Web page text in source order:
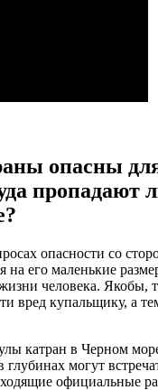
опасны
пропадают
опасности со
его маленькие
человека. Якобы,
вред купальщику, а
катран в Черном
могут
официальные